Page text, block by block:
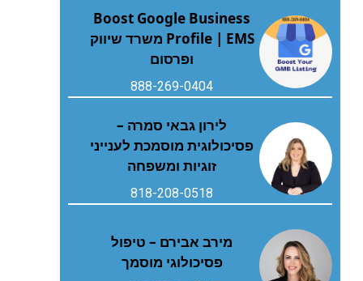
Boost Google Business
Profile | EMS משרד שיווק
ופרסום
888-269-0404
לירון גבאי סמרה –
פסיכולוגית מוסמכת לענייני
זוגיות ומשפחה
818-208-0518
מירב אבירם – טיפול
פסיכולוגי מוסמך